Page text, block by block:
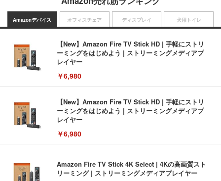
Amazonデバイス
【New】Amazon Fire TV Stick HD | 手軽にストリ
ーミングをはじめよう | ストリーミングメディアプ
レイヤー
￥6,980
【New】Amazon Fire TV Stick HD | 手軽にストリ
ーミングをはじめよう | ストリーミングメディアプ
レイヤー
￥6,980
Amazon Fire TV Stick 4K Select | 4Kの高画質スト
リーミング | ストリーミングメディアプレイヤー
オフィスチェア ディスプレイ 犬用トイレ